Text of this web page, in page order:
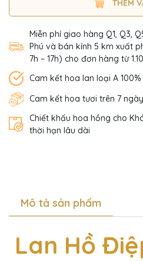
THÊM
Miễn phí giao hàng Q1, Q3,
Phú và bán kính 5 km xuất
7h – 17h) cho đơn hàng từ
Cam kết hoa lan loại A 100%
Cam kết hoa tươi trên 7 ngày
Chiết khấu hoa hồng cho
thời hạn lâu dài
Mô tả sản phẩm
Lan Hồ